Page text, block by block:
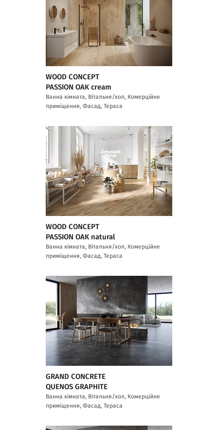
WOOD CONCEPT
PASSION OAK cream
Ванна кімната, Вітальня/хол, Комерційне
приміщення, Фасад, Тераса
WOOD CONCEPT
PASSION OAK natural
Ванна кімната, Вітальня/хол, Комерційне
приміщення, Фасад, Тераса
GRAND CONCRETE
QUENOS GRAPHITE
Ванна кімната, Вітальня/хол, Комерційне
приміщення, Фасад, Тераса